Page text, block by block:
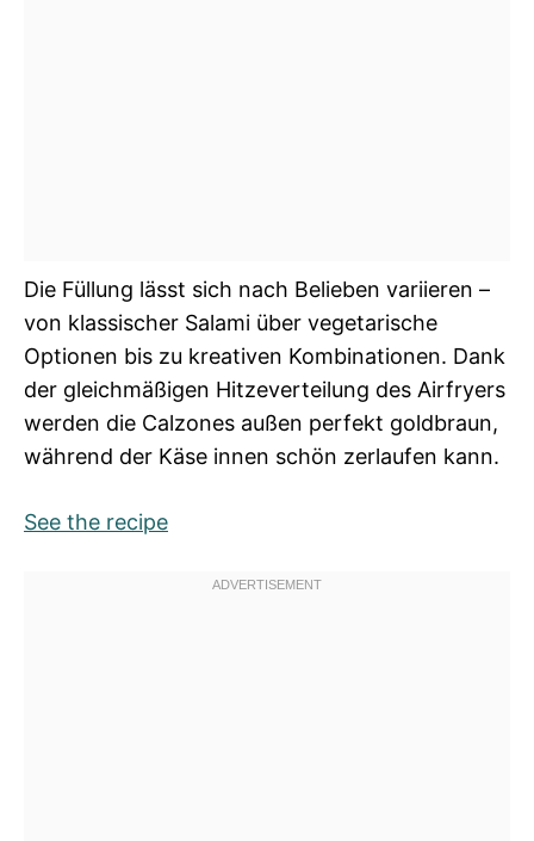
Die Füllung lässt sich nach Belieben variieren –
von klassischer Salami über vegetarische
Optionen bis zu kreativen Kombinationen. Dank
der gleichmäßigen Hitzeverteilung des Airfryers
werden die Calzones außen perfekt goldbraun,
während der Käse innen schön zerlaufen kann.
See the recipe